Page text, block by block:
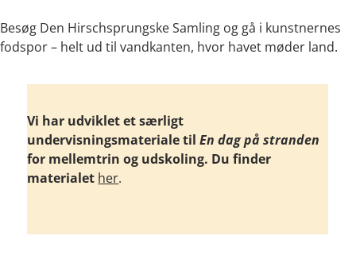
Besøg Den Hirschsprungske Samling og gå i kunstnernes
fodspor – helt ud til vandkanten, hvor havet møder land.
Vi har udviklet et særligt
undervisningsmateriale tilEn dag på stranden
for mellemtrin og udskoling. Du finder
materialet her.